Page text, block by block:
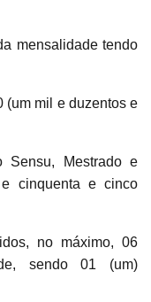
mensalidade tendo
(um mil e duzentos e
Sensu, Mestrado e
cinquenta e cinco
no máximo, 06
sendo 01 (um)